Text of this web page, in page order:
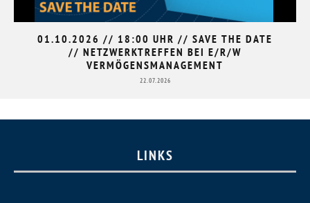
01.10.2026 // 18:00 UHR // SAVE THE DATE
// NETZWERKTREFFEN BEI E/R/W
VERMÖGENSMANAGEMENT
22.07.2026
LINKS